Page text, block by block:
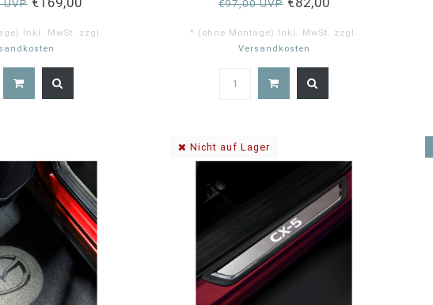
UVP
Inkl. MwSt. zzgl.
€97,00 UVP
* (ohne Montage) Inkl. MwSt. zzgl.
Versandkosten
Nicht auf Lager